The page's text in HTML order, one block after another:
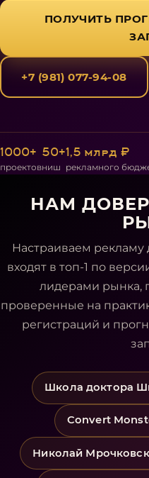
ПОЛУЧИТЬ
+7 (981) 077-94-08
1000+
проектов
50+
ниш
1,5 млрд ₽
рекламного
НАМ
Настраиваем
входят в топ-1 по
лидерами рынка,
проверенные на
регистраций и
Школа доктора
Convert
Николай